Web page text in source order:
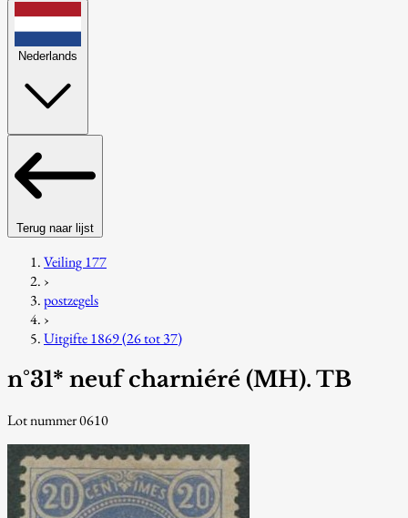
Nederlands
Terug naar lijst
Veiling 177
›
postzegels
›
Uitgifte 1869 (26 tot 37)
n°31* neuf charniéré (MH). TB
Lot nummer 0610